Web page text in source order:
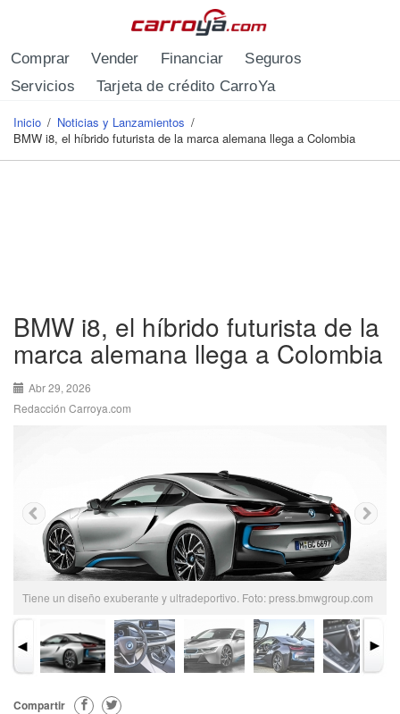
Comprar Vender Financiar
Seguros
Servicios
Tarjeta de crédito CarroYa
Se encuentra usted aquí
Inicio / Noticias y Lanzamientos /
BMW i8, el híbrido futurista de la marca alemana llega a Colombia
BMW i8, el híbrido futurista de la
marca alemana llega a Colombia
Abr 29, 2026
Redacción Carroya.com
Tiene un diseño exuberante y ultradeportivo. Foto: press.bmwgroup.com
Compartir